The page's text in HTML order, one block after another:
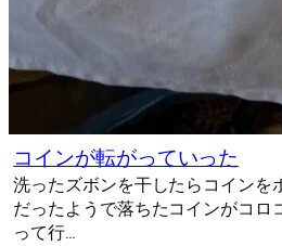
コインが転がっていった
洗ったズボンを干したらコインを
だったようで落ちたコインがコロ
って行…